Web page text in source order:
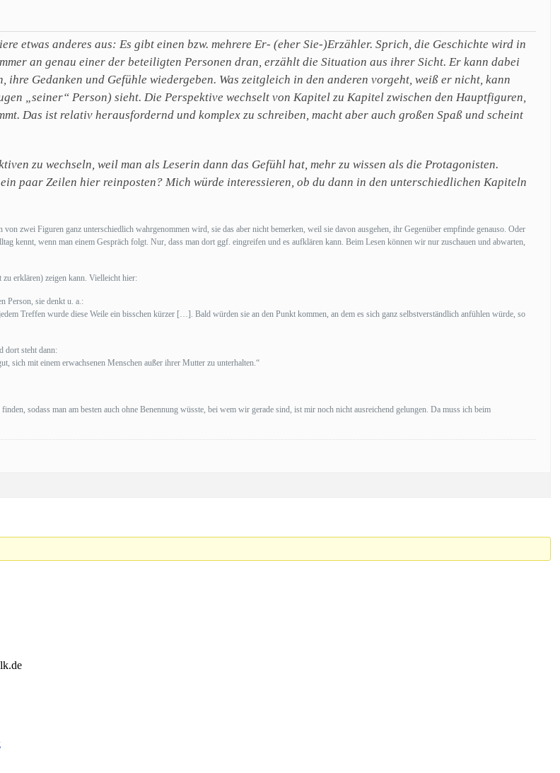
etwas anderes aus: Es gibt einen bzw. mehrere Er- (eher Sie-)Erzähler. Sprich, die Geschichte wird in
an genau einer der beteiligten Personen dran, erzählt die Situation aus ihrer Sicht. Er kann dabei
ihre Gedanken und Gefühle wiedergeben. Was zeitgleich in den anderen vorgeht, weiß er nicht, kann
„seiner“ Person) sieht. Die Perspektive wechselt von Kapitel zu Kapitel zwischen den Hauptfiguren,
Das ist relativ herausfordernd und komplex zu schreiben, macht aber auch großen Spaß und scheint
zu wechseln, weil man als Leserin dann das Gefühl hat, mehr zu wissen als die Protagonisten.
paar Zeilen hier reinposten? Mich würde interessieren, ob du dann in den unterschiedlichen Kapiteln
zwei Figuren ganz unterschiedlich wahrgenommen wird, sie das aber nicht bemerken, weil sie davon ausgehen, ihr Gegenüber empfinde genauso. Oder
kennt, wenn man einem Gespräch folgt. Nur, dass man dort ggf. eingreifen und es aufklären kann. Beim Lesen können wir nur zuschauen und abwarten,
erklären) zeigen kann. Vielleicht hier:
Person, sie denkt u. a.:
Treffen wurde diese Weile ein bisschen kürzer […]. Bald würden sie an den Punkt kommen, an dem es sich ganz selbstverständlich anfühlen würde, so
dort steht dann:
sich mit einem erwachsenen Menschen außer ihrer Mutter zu unterhalten.“
sodass man am besten auch ohne Benennung wüsste, bei wem wir gerade sind, ist mir noch nicht ausreichend gelungen. Da muss ich beim